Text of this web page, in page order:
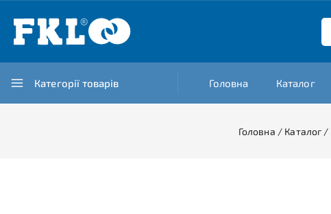
Категорії товарів Головна Каталог
Головна / Каталог /